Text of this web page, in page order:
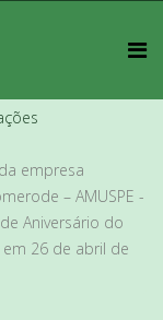
empresa
– AMUSPE -
Aniversário do
em 26 de abril de